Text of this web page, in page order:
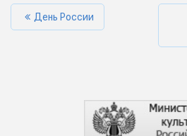
День России